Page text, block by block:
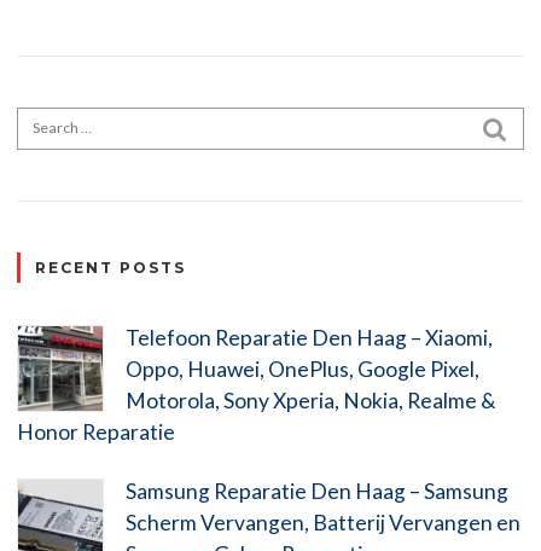
Search for:
RECENT POSTS
Telefoon Reparatie Den Haag – Xiaomi,
Oppo, Huawei, OnePlus, Google Pixel,
Motorola, Sony Xperia, Nokia, Realme &
Honor Reparatie
Samsung Reparatie Den Haag – Samsung
Scherm Vervangen, Batterij Vervangen en